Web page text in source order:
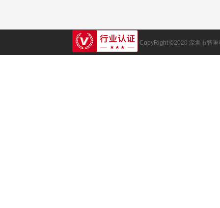
CopyRight ©2020 深圳市智